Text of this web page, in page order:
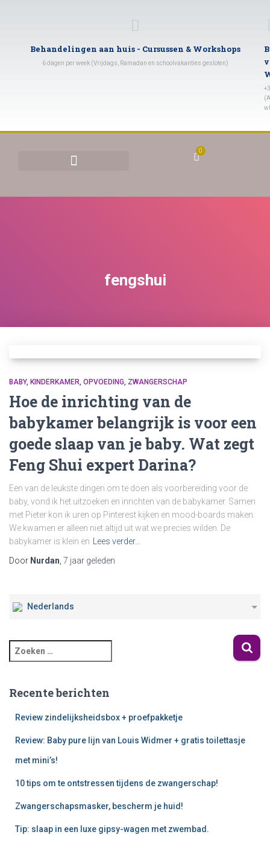
Behandelingen aan huis - Cursussen & Workshops
6 dagen per week (Vrijdags, Ramadan en schoolvakanties gesloten)
0
fengshui
BABY KINDERKAMER OPVOEDING ZWANGERSCHAP
Hoe de inrichting van de
babykamer belangrijk is voor een
goede slaap van je baby. Wat zegt
Feng Shui expert Darina?
Een van de leukste dingen om te doen als voorbereiding voor de
baby, vond ik het uitzoeken en inrichten van de babykamer. Samen
met Pieter kon ik uren op Pinterest kijken en mood-boards maken.
We kwamen er alleen niet altijd uit wat we precies wilden. De
babykamer is klein en
Lees verder…
Door Nurdan 7 jaar geleden
Nederlands
Recente berichten
Review zindelijksheidsbox + proefpakketje
Review: Baby pure lijn van Louis Widmer + gratis toilettasje
met mini’s!
10 tips om te ontstressen tijdens de zwangerschap!
Zwangerschapsmasker, bescherm je huid!
Tip: slaap in een luxe gipsy-wagen met zwembad.